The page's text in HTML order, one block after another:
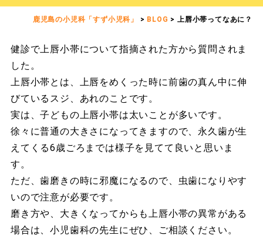
鹿児島の小児科「すず小児科」 > BLOG >上唇小帯ってなあに？
健診で上唇小帯について指摘された方から質問されま
した。
上唇小帯とは、上唇をめくった時に前歯の真ん中に伸
びているスジ、あれのことです。
実は、子どもの上唇小帯は太いことが多いです。
徐々に普通の大きさになってきますので、永久歯が生
えてくる6歳ごろまでは様子を見てて良いと思いま
す。
ただ、歯磨きの時に邪魔になるので、虫歯になりやす
いので注意が必要です。
磨き方や、大きくなってからも上唇小帯の異常がある
場合は、小児歯科の先生にぜひ、ご相談ください。